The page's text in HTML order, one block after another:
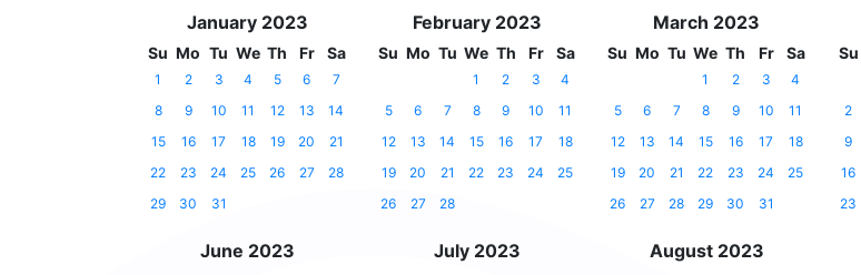
January 2023
Su Mo Tu We Th Fr Sa
1 2 3 4 5 6
7
8
9 10 11 12 13
14
15
16 17 18 19 20
21
22
23 24 25 26 27
28
29
30 31
February 2023
Su Mo Tu We Th Fr Sa
1 2 3
4
5
6 7 8 9 10
11
12
13 14 15 16 17
18
19
20 21 22 23 24
25
26
27 28
March 2023
Su Mo Tu We Th Fr Sa
1 2 3
4
5
6 7 8 9 10
11
12
13 14 15 16 17
18
19
20 21 22 23 24
25
26
27 28 29 30 31
Su
2
9
16
23
June 2023 July 2023 August 2023